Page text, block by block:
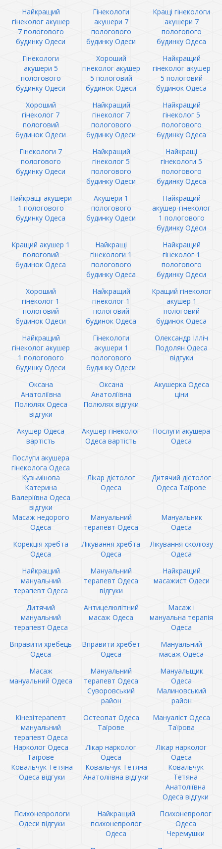
Найкращий
гінеколог акушер
7 пологового
будинку Одеси
Гінекологи
акушери 7
пологового
будинку Одеси
Кращі гінекологи
акушери 7
пологового
будинку Одеса
Гінекологи
акушери 5
пологового
будинку Одеси
Хороший
гінеколог акушер
5 пологовий
будинок Одеси
Найкращий
гінеколог акушер
5 пологовий
будинок Одеса
Хороший
гінеколог 7
пологовий
будинок Одеси
Найкращий
гінеколог 7
пологового
будинку Одеси
Найкращий
гінеколог 5
пологового
будинку Одеса
Гінекологи 7
пологового
будинку Одеси
Найкращий
гінеколог 5
пологового
будинку Одеси
Найкращі
гінекологи 5
пологового
будинку Одеса
Найкращі акушери
1 пологового
будинку Одеса
Акушери 1
пологового
будинку Одеси
Найкращий
акушер-гінеколог
1 пологового
будинку Одеси
Кращий акушер 1
пологовий
будинок Одеса
Найкращі
гінекологи 1
пологового
будинку Одеса
Найкращий
гінеколог 1
пологового
будинку Одеси
Хороший
гінеколог 1
пологовий
будинок Одеси
Найкращий
гінеколог 1
пологовий
будинок Одеса
Кращий гінеколог
акушер 1
пологовий
будинок Одеса
Найкращий
гінеколог акушер
1 пологового
будинку Одеси
Гінекологи
акушери 1
пологового
будинку Одеси
Олександр Ілліч
Подолян Одеса
відгуки
Оксана
Анатоліївна
Полюлях Одеса
відгуки
Оксана
Анатоліївна
Полюлях відгуки
Акушерка Одеса
ціни
Акушер Одеса
вартість
Акушер гінеколог
Одеса вартість
Послуги акушера
Одеса
Послуги акушера
гінеколога Одеса
Кузьмінова
Катерина
Валеріївна Одеса
відгуки
Лікар дієтолог
Одеса
Дитячий дієтолог
Одеса Таїрове
Масаж недорого
Одеса
Мануальний
терапевт Одеса
Мануальник
Одеса
Корекція хребта
Одеса
Лікування хребта
Одеса
Лікування сколіозу
Одеса
Найкращий
мануальний
терапевт Одеса
Мануальний
терапевт Одеса
відгуки
Найкращий
масажист Одеси
Дитячий
мануальний
терапевт Одеса
Антицелюлітний
масаж Одеса
Масаж і
мануальна терапія
Одеса
Вправити хребець
Одеса
Вправити хребет
Одеса
Мануальний
масаж Одеса
Масаж
мануальний Одеса
Мануальний
терапевт Одеса
Суворовський
район
Мануальщик
Одеса
Малиновський
район
Кінезітерапевт
мануальний
терапевт Одеса
Остеопат Одеса
Таїрове
Мануаліст Одеса
Таїрова
Нарколог Одеса
Таїрове
Лікар нарколог
Одеса
Лікар нарколог
Одеса
Ковальчук Тетяна
Одеса відгуки
Ковальчук Тетяна
Анатоліївна відгуки
Ковальчук
Тетяна
Анатоліївна
Одеса відгуки
Психоневрологи
Одеси відгуки
Найкращий
психоневролог
Одеса
Психоневролог
Одеса
Черемушки